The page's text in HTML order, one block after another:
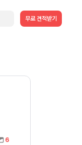
무료 견적받기
6